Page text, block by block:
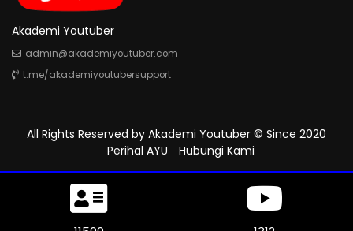
Akademi Youtuber
admin@akademiyoutuber.com
t.me/akademiyoutubersupport
All Rights Reserved by Akademi Youtuber © Since 2020
Perihal AYU
Hubungi Kami